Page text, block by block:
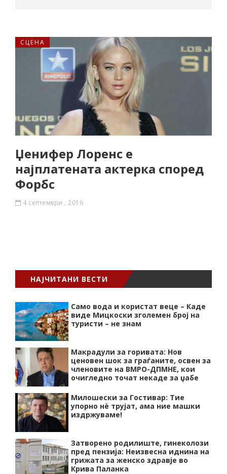
СЦЕНА
Џенифер Лоренс е
најплатената актерка според
Форбс
4 септември , 2016
НАЈЧИТАНИ ВЕСТИ
Само вода и користат веце – Каде
виде Мицкоски зголемен број на
туристи – не знам
Макрадули за горивата: Нов
ценовен шок за граѓаните, освен за
членовите на ВМРО-ДПМНЕ, кои
очигледно точат некаде за џабе
Милошески за Гостивар: Тие
упорно нѐ трујат, ама ние машки
издржуваме!
Затворено родилиште, гинеколози
пред пензија: Неизвесна иднина на
грижата за женско здравје во
Крива Паланка